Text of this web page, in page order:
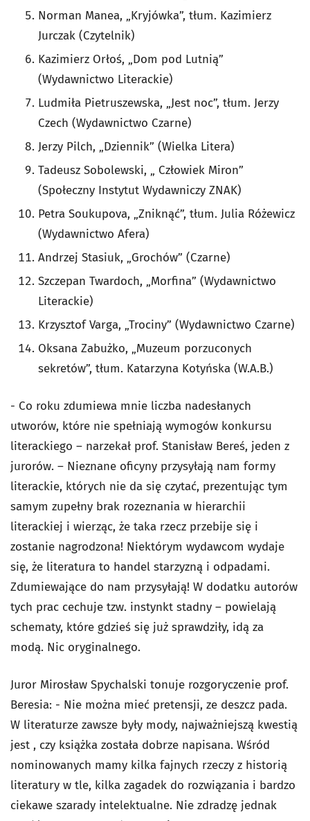
Norman Manea, „Kryjówka”, tłum. Kazimierz
Jurczak (Czytelnik)
Kazimierz Orłoś, „Dom pod Lutnią”
(Wydawnictwo Literackie)
Ludmiła Pietruszewska, „Jest noc”, tłum. Jerzy
Czech (Wydawnictwo Czarne)
Jerzy Pilch, „Dziennik” (Wielka Litera)
Tadeusz Sobolewski, „ Człowiek Miron”
(Społeczny Instytut Wydawniczy ZNAK)
Petra Soukupova, „Zniknąć”, tłum. Julia Różewicz
(Wydawnictwo Afera)
Andrzej Stasiuk, „Grochów” (Czarne)
Szczepan Twardoch, „Morfina” (Wydawnictwo
Literackie)
Krzysztof Varga, „Trociny” (Wydawnictwo Czarne)
Oksana Zabużko, „Muzeum porzuconych
sekretów”, tłum. Katarzyna Kotyńska (W.A.B.)
- Co roku zdumiewa mnie liczba nadesłanych
utworów, które nie spełniają wymogów konkursu
literackiego – narzekał prof. Stanisław Bereś, jeden z
jurorów. – Nieznane oficyny przysyłają nam formy
literackie, których nie da się czytać, prezentując tym
samym zupełny brak rozeznania w hierarchii
literackiej i wierząc, że taka rzecz przebije się i
zostanie nagrodzona! Niektórym wydawcom wydaje
się, że literatura to handel starzyzną i odpadami.
Zdumiewające do nam przysyłają! W dodatku autorów
tych prac cechuje tzw. instynkt stadny – powielają
schematy, które gdzieś się już sprawdziły, idą za
modą. Nic oryginalnego.
Juror Mirosław Spychalski tonuje rozgoryczenie prof.
Beresia: - Nie można mieć pretensji, ze deszcz pada.
W literaturze zawsze były mody, najważniejszą kwestią
jest , czy książka została dobrze napisana. Wśród
nominowanych mamy kilka fajnych rzeczy z historią
literatury w tle, kilka zagadek do rozwiązania i bardzo
ciekawe szarady intelektualne. Nie zdradzę jednak